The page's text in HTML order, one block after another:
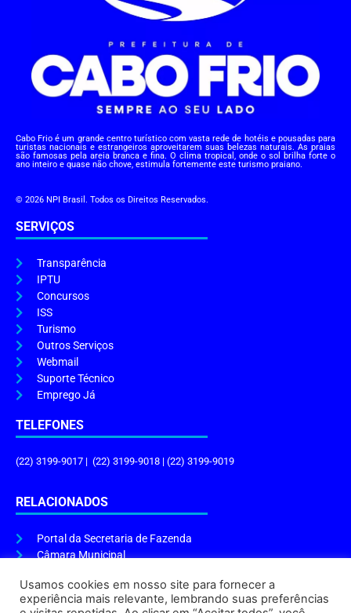
Cabo Frio é um grande centro turístico com vasta rede de hotéis e pousadas para
turistas nacionais e estrangeiros aproveitarem suas belezas naturais. As praias
são famosas pela areia branca e fina. O clima tropical, onde o sol brilha forte o
ano inteiro e quase não chove, estimula fortemente este turismo praiano.
© 2026 NPI Brasil. Todos os Direitos Reservados.
SERVIÇOS
Transparência
IPTU
Concursos
ISS
Turismo
Outros Serviços
Webmail
Suporte Técnico
Emprego Já
TELEFONES
(22) 3199-9017 | (22) 3199-9018 | (22) 3199-9019
RELACIONADOS
Portal da Secretaria de Fazenda
Câmara Municipal
ENDEREÇO E HORÁRIO
Usamos cookies em nosso site para fornecer a
experiência mais relevante, lembrando suas preferências